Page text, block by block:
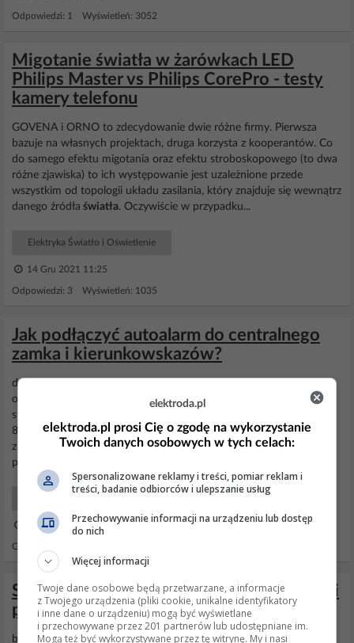
Odpowiedzi: 1 Wyświetleń: 3052
Migotanie światła w żarówkach LED
Philips Master vs Philips CorePro - testy
kamery telefonu
GOVENA i ORNO to zdecydowanie dwie różne firmy. Pierwsza
bazuje na własnych projektach, druga korzysta z kooperantów. Co
do samego efektu migotania oraz efektu stroboskopowego (to dwa
różne zjawiska) to ich występowanie jest uzależnione przede
wszystkim od topologii układu zasilania, który znajduje się wewnątrz
danego źródła światła. Oczywiście w przypadku...
Elektryka Światło i Oświetlenie
14 Gru 2021 11:25
Odpowiedzi: 3 Wyświetleń: 1035
Jak podłączyć autoalarm do centralnego
zamka i kierunkowskazów?
drzwi: sterowany "-" najczęściej w poldku biały z czarnym paskiem
odcięcie: nie tak jak myślisz ale, tniesz niebieski po stacyjce, od
strony stacyjki na 30 i 86 z przekaźnika razem z żółtym z alarmu,
87a po drugiej stronie niebieskiego ; 85 do alarmuświatłastop
znajdziesz przy pedale :) fioletowy, 2 i 3 kanał w poldku raczej nie
potrzebne syrenke...
12 Sie 2005 08:56
Odpowiedzi: 3 Wyświetleń: 3104
Sterowanie dwoma bramami przesuwnymi
pod kątem 90° – opóźnienie napędów
brama lewa Slave ma 2.5 mświatławjazdu, bramaMaster
elektroda.pl
elektroda.pl prosi Cię o zgodę na wykorzystanie
Twoich danych osobowych w tych celach:
Spersonalizowane reklamy i treści, pomiar reklam i
treści, badanie odbiorców i ulepszanie usług
Przechowywanie informacji na urządzeniu lub dostęp
do nich
Więcej informacji
Twoje dane osobowe będą przetwarzane, a informacje
z Twojego urządzenia (pliki cookie, unikalne identyfikatory
i inne dane o urządzeniu) mogą być wyświetlane
i przechowywane przez 201 partnerów lub udostępniane im.
Mogą też być wykorzystywane przez tę witrynę. My i nasi